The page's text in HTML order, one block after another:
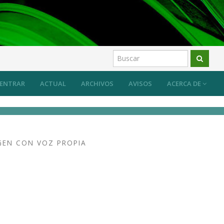
ACTUAL ARCHIVOS AVISOS ACERCA DE
ENTRAR
CON VOZ PROPIA